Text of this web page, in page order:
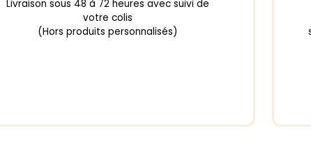
Livraison sous 48 à 72 heures avec suivi de
votre colis
(Hors produits personnalisés)